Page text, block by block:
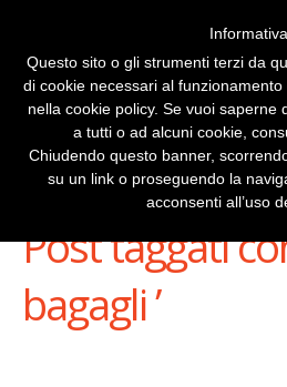
Stai Visualizzando
Post taggati
bagagli ’
Informativa
Questo sito o gli strumenti terzi da
di cookie necessari al
nella cookie policy. Se vuoi saperne
a tutti o ad alcuni cookie,
Chiudendo questo banner,
su un link o proseguendo la
acconsenti all’uso